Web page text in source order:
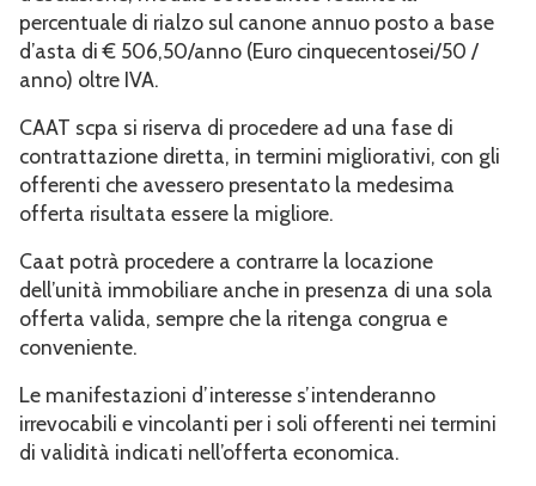
percentuale di rialzo sul canone annuo posto a base
d’asta di € 506,50/anno (Euro cinquecentosei/50 /
anno) oltre IVA.
CAAT scpa si riserva di procedere ad una fase di
contrattazione diretta, in termini migliorativi, con gli
offerenti che avessero presentato la medesima
offerta risultata essere la migliore.
Caat potrà procedere a contrarre la locazione
dell’unità immobiliare anche in presenza di una sola
offerta valida, sempre che la ritenga congrua e
conveniente.
Le manifestazioni d’interesse s’intenderanno
irrevocabili e vincolanti per i soli offerenti nei termini
di validità indicati nell’offerta economica.